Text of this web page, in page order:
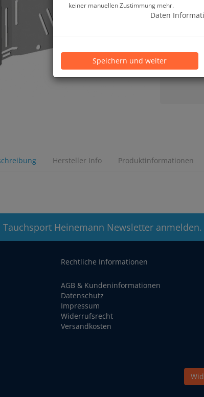
Hersteller Info Produktinformationen
Heinemann Newsletter anmelden.
Rechtliche Informationen
AGB & Kundeninformationen
Datenschutz
Impressum
Widerrufsrecht
Versandkosten
keiner manuellen Zustimmung mehr.
Daten
Speichern und weiter